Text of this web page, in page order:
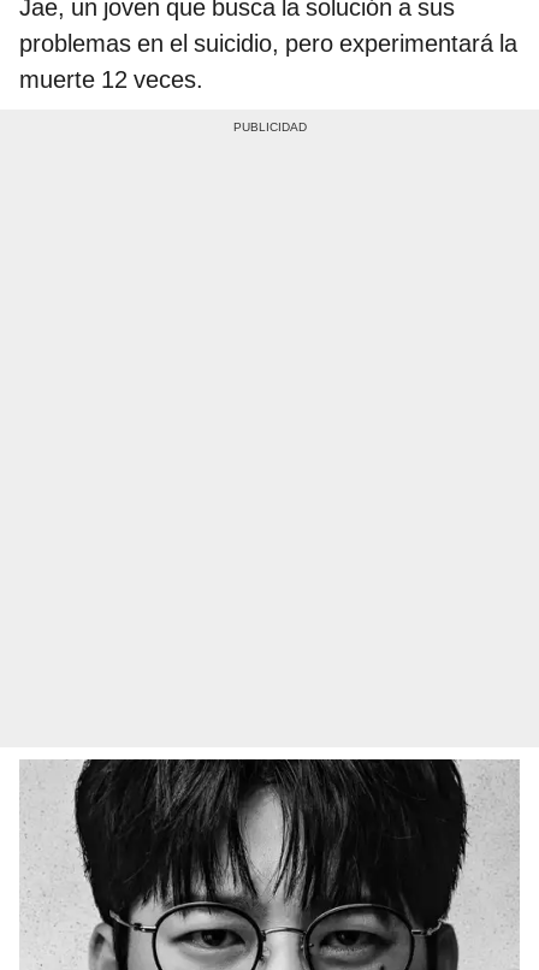
Jae, un joven que busca la solución a sus
problemas en el suicidio, pero experimentará la
muerte 12 veces.